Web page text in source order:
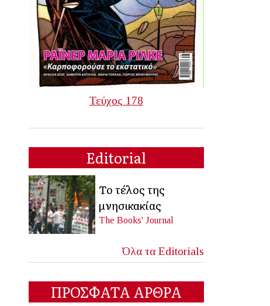
Τεύχος 178
Editorial
Το τέλος της
μνησικακίας
The Books' Journal
Όλα τα Editorials
ΠΡΟΣΦΑΤΑ ΑΡΘΡΑ